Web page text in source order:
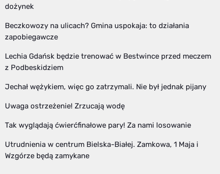
dożynek
Beczkowozy na ulicach? Gmina uspokaja: to działania
zapobiegawcze
Lechia Gdańsk będzie trenować w Bestwince przed meczem
z Podbeskidziem
Jechał wężykiem, więc go zatrzymali. Nie był jednak pijany
Uwaga ostrzeżenie! Zrzucają wodę
Tak wyglądają ćwierćfinałowe pary! Za nami losowanie
Utrudnienia w centrum Bielska-Białej. Zamkowa, 1 Maja i
Wzgórze będą zamykane